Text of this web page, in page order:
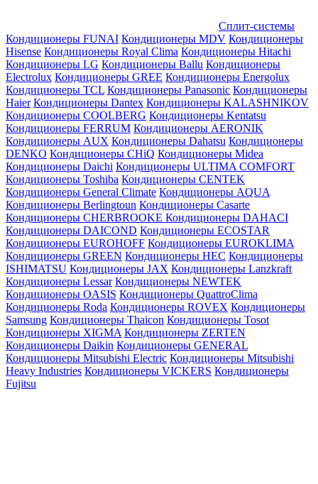
Сплит-системы
Кондиционеры FUNAI Кондиционеры MDV Кондиционеры
Hisense Кондиционеры Royal Clima Кондиционеры Hitachi
Кондиционеры LG Кондиционеры Ballu Кондиционеры
Electrolux Кондиционеры GREE Кондиционеры Energolux
Кондиционеры TCL Кондиционеры Panasonic Кондиционеры
Haier Кондиционеры Dantex Кондиционеры KALASHNIKOV
Кондиционеры СOOLBERG Кондиционеры Kentatsu
Кондиционеры FERRUM Кондиционеры AERONIK
Кондиционеры AUX Кондиционеры Dahatsu Кондиционеры
DENKO Кондиционеры CHiQ Кондиционеры Midea
Кондиционеры Daichi Кондиционеры ULTIMA COMFORT
Кондиционеры Toshiba Кондиционеры CENTEK
Кондиционеры General Climate Кондиционеры AQUA
Кондиционеры Berlingtoun Кондиционеры Casarte
Кондиционеры CHERBROOKE Кондиционеры DAHACI
Кондиционеры DAICOND Кондиционеры ECOSTAR
Кондиционеры EUROHOFF Кондиционеры EUROKLIMA
Кондиционеры GREEN Кондиционеры HEC Кондиционеры
ISHIMATSU Кондиционеры JAX Кондиционеры Lanzkraft
Кондиционеры Lessar Кондиционеры NEWTEK
Кондиционеры OASIS Кондиционеры QuattroClima
Кондиционеры Roda Кондиционеры ROVEX Кондиционеры
Samsung Кондиционеры Thaicon Кондиционеры Tosot
Кондиционеры XIGMA Кондиционеры ZERTEN
Кондиционеры Daikin Кондиционеры GENERAL
Кондиционеры Mitsubishi Electric Кондиционеры Mitsubishi
Heavy Industries Кондиционеры VICKERS Кондиционеры
Fujitsu